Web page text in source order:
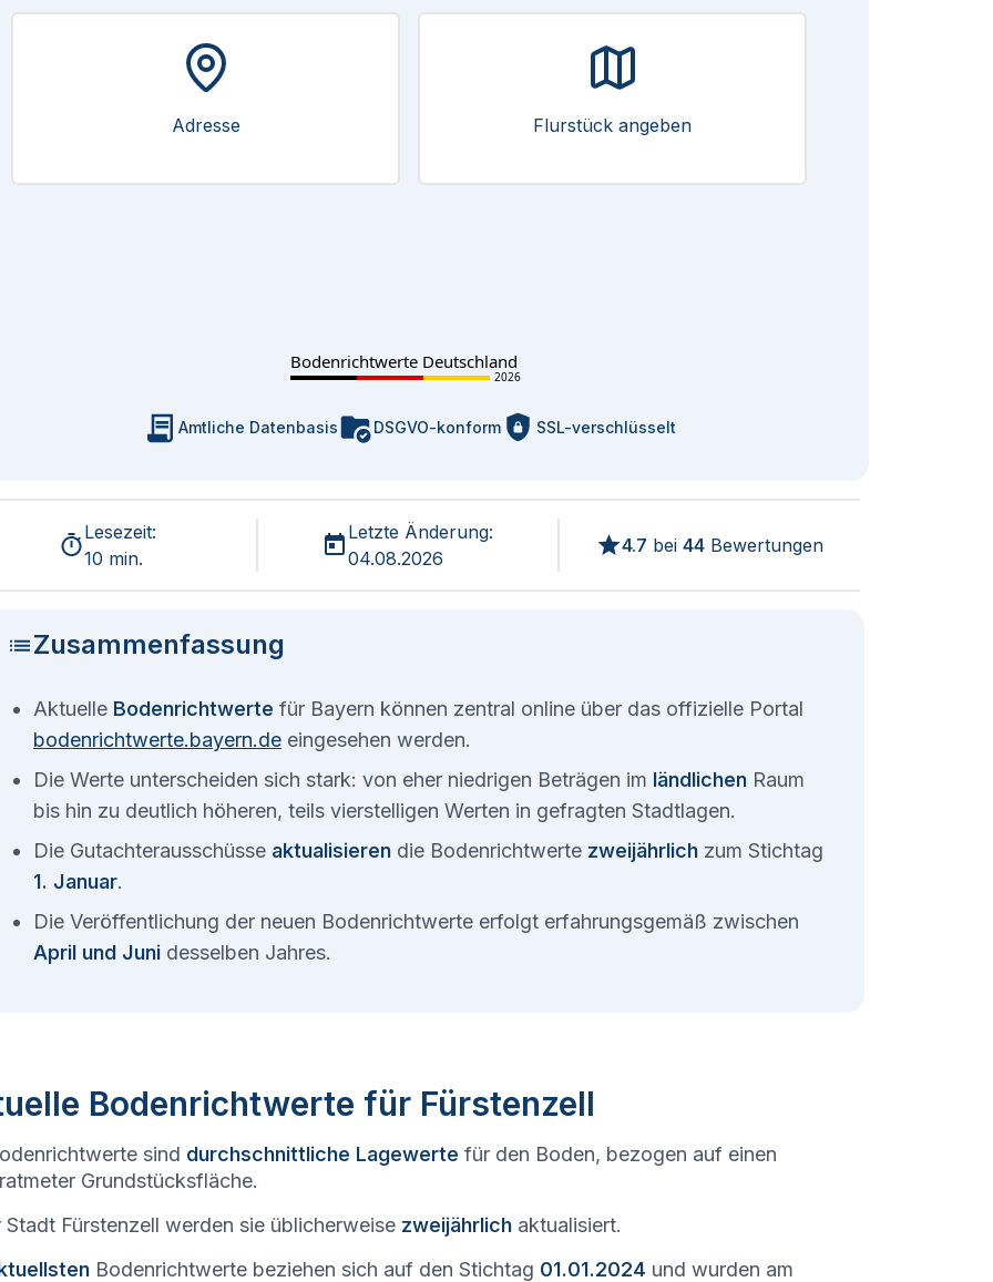
Adresse Flurstück angeben
Bodenrichtwerte Deutschland
2026
Amtliche Datenbasis DSGVO-konform SSL-verschlüsselt
Lesezeit:
10 min.
Letzte Änderung:
04.08.2026
4.7 bei 44 Bewertungen
Zusammenfassung
Aktuelle Bodenrichtwerte für Bayern können zentral online über das offizielle Portal
bodenrichtwerte.bayern.de eingesehen werden.
Die Werte unterscheiden sich stark: von eher niedrigen Beträgen im ländlichen Raum
bis hin zu deutlich höheren, teils vierstelligen Werten in gefragten Stadtlagen.
Die Gutachterausschüsse aktualisieren die Bodenrichtwerte zweijährlich zum Stichtag
1. Januar.
Die Veröffentlichung der neuen Bodenrichtwerte erfolgt erfahrungsgemäß zwischen
April und Juni desselben Jahres.
Bodenrichtwerte für Fürstenzell
sind durchschnittliche Lagewerte für den Boden, bezogen auf einen
Grundstücksfläche.
Stadt Fürstenzell werden sie üblicherweise zweijährlich aktualisiert.
Bodenrichtwerte beziehen sich auf den Stichtag 01.01.2024 und wurden am